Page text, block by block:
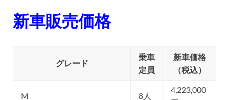
新車販売価格
グレード
乗車
定員
新車価格
（税込）
M 8人
4,223,000